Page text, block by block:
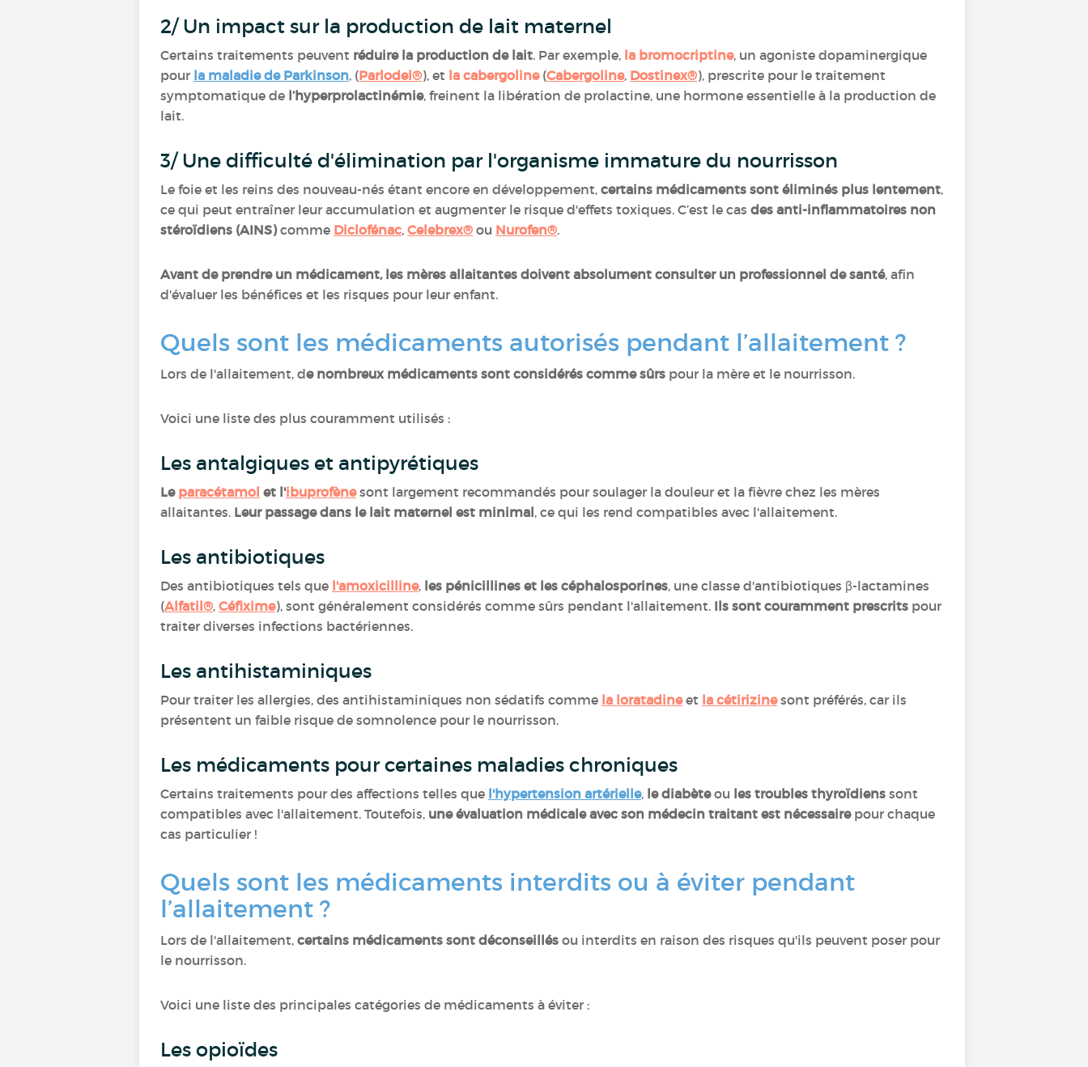
2/ Un impact sur la production de lait maternel
Certains traitements peuvent réduire la production de lait. Par exemple, la bromocriptine, un agoniste dopaminergique
pour la maladie de Parkinson, (Parlodel®), et la cabergoline(Cabergoline, Dostinex®), prescrite pour le traitement
symptomatique de l’hyperprolactinémie, freinent la libération de prolactine, une hormone essentielle à la production de
lait.
3/ Une difficulté d'élimination par l'organisme immature du nourrisson
Le foie et les reins des nouveau-nés étant encore en développement, certains médicaments sont éliminés plus lentement,
ce qui peut entraîner leur accumulation et augmenter le risque d'effets toxiques. C’est le cas des anti-inflammatoires non
stéroïdiens (AINS)comme Diclofénac, Celebrex® ou Nurofen®.
Avant de prendre un médicament, les mères allaitantes doivent absolument consulter un professionnel de santé, afin
d'évaluer les bénéfices et les risques pour leur enfant.
Quels sont les médicaments autorisés pendant l’allaitement ?
Lors de l'allaitement, de nombreux médicaments sont considérés comme sûrs pour la mère et le nourrisson.
Voici une liste des plus couramment utilisés :
Les antalgiques et antipyrétiques
Le paracétamol et l'ibuprofènesont largement recommandés pour soulager la douleur et la fièvre chez les mères
allaitantes. Leur passage dans le lait maternel est minimal, ce qui les rend compatibles avec l'allaitement.
Les antibiotiques
Des antibiotiques tels que l'amoxicilline, les pénicillines et les céphalosporines, une classe d'antibiotiques β-lactamines
(Alfatil®, Céfixime), sont généralement considérés comme sûrs pendant l'allaitement. Ils sont couramment prescrits pour
traiter diverses infections bactériennes.
Les antihistaminiques
Pour traiter les allergies, des antihistaminiques non sédatifs comme la loratadineet la cétirizinesont préférés, car ils
présentent un faible risque de somnolence pour le nourrisson.
Les médicaments pour certaines maladies chroniques
Certains traitements pour des affections telles que l'hypertension artérielle, le diabèteou les troubles thyroïdiens sont
compatibles avec l'allaitement. Toutefois, une évaluation médicale avec son médecin traitant est nécessairepour chaque
cas particulier !
Quels sont les médicaments interdits ou à éviter pendant
l’allaitement ?
Lors de l'allaitement, certains médicaments sont déconseillés ou interdits en raison des risques qu'ils peuvent poser pour
le nourrisson.
Voici une liste des principales catégories de médicaments à éviter :
Les opioïdes